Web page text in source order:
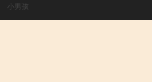
小男孩